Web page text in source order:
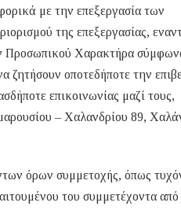
με την επεξεργασία των
της επεξεργασίας,
Προσωπικού Χαρακτήρα
ζητήσουν οποτεδήποτε την
επικοινωνίας μαζί τους,
– Χαλανδρίου 89,
όρων συμμετοχής, όπως
του συμμετέχοντα από